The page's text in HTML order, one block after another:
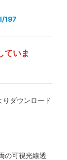
197
ていま
ダウンロード
の可視光線透